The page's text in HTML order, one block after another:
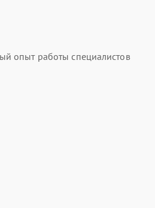
опыт работы специалистов